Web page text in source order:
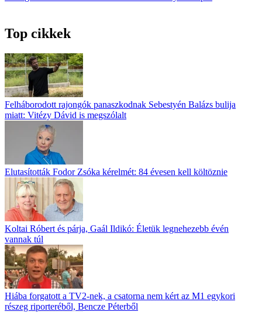
Top cikkek
Felháborodott rajongók panaszkodnak Sebestyén Balázs bulija
miatt: Vitézy Dávid is megszólalt
Elutasították Fodor Zsóka kérelmét: 84 évesen kell költöznie
Koltai Róbert és párja, Gaál Ildikó: Életük legnehezebb évén
vannak túl
Hiába forgatott a TV2-nek, a csatorna nem kért az M1 egykori
részeg riporteréből, Bencze Péterből